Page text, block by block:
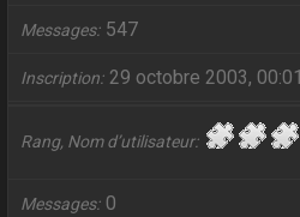
Messages 547
Inscription 29 octobre 2003, 00:01
Rang, Nom d’utilisateur
Messages 0